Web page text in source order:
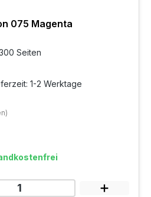
075 Magenta
Seiten
1-2 Werktage